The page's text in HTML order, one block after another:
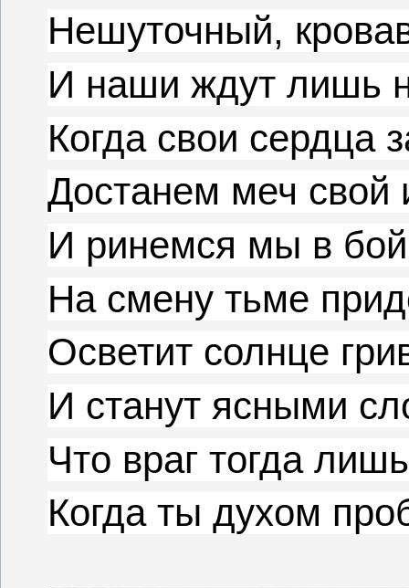
Нешуточный,
И наши ждут лишь
Когда свои сердца
Достанем меч свой
И ринемся мы в бой
На смену тьме
Осветит солнце
И станут ясными
Что враг тогда
Когда ты духом